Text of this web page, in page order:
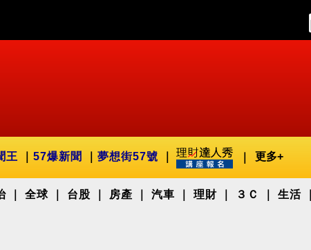
王 57爆新聞 夢想街57號 更多+
全球 台股 房產 汽車 理財 ３Ｃ 生活